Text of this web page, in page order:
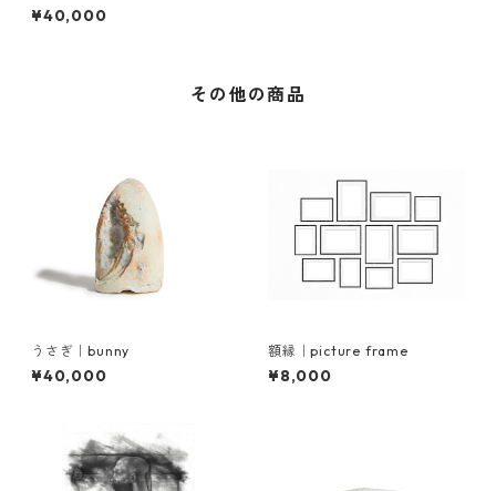
¥40,000
その他の商品
うさぎ｜bunny
¥40,000
額縁｜picture frame
¥8,000